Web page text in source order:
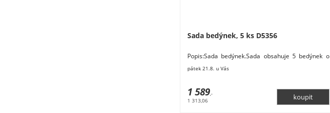
Sada bedýnek, 5 ks D5356
Popis:Sada bedýnek.Sada obsahuje 5 bedýnek o
cm25
pátek 21.8. u Vás
1 589,-
1 313,06